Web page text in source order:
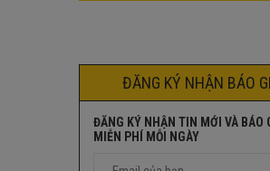
ĐĂNG KÝ NHẬN BÁO
ĐĂNG KÝ NHẬN TIN MỚI VÀ BÁO
MIỄN PHÍ MỖI NGÀY